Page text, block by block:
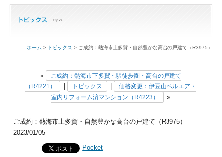
ホーム > トピックス > ご成約：熱海市上多賀・自然豊かな高台の戸建て（R3975）
«
ご成約：熱海市下多賀・駅徒歩圏・高台の戸建て
（R4221）
トピックス
価格変更：伊豆山ベルエア・
室内リフォーム済マンション（R4223）
»
ご成約：熱海市上多賀・自然豊かな高台の戸建て（R3975）
2023/01/05
Pocket